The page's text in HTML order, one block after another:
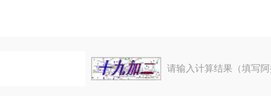
请输入计算结果（填写